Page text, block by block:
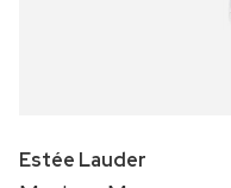
Estée Lauder